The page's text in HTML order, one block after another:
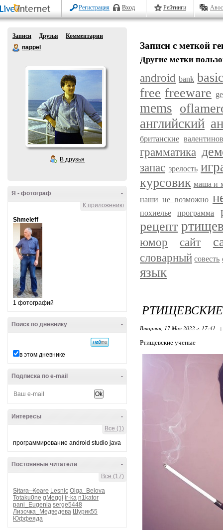
Регистрация Вход Рейтинги
Записи Друзья
Комментарии
nappel
В друзья
-
Я - фотограф
К приложению
Shmeleff
1 фотографий
-
Поиск по дневнику
в этом дневнике
-
Подписка по e-mail
-
Интересы
Все (1)
программирование android studio java
-
Постоянные читатели
Все (17)
Sitara_Koare Lesnic Olga_Belova
Totaku0ne gMeggi ir-ka n1kator
pani_Eugenia serge5448
Лизочка_Медведева Шурик55
Юффеяда
Записи с меткой
Другие метки
android bank
free freeware
mems
английский
британские
грамматика
запас зрелость
курсовик маша и
наши не возможно
похиелье программа
рецепт
юмор сайт
словарный совесть
язык
Вторник, 17 Мая 2022 г. 17:41
Ртищевские ученые